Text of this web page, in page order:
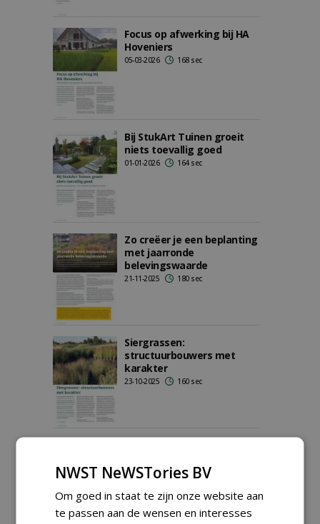
Focus op afwerking bij HA
Hoveniers
05-03-2026 168 sec
Bij StukArt Tuinen groeit
niets toevallig goed
01-01-2026 164 sec
Zo creëer je een beplanting
met jaarronde
belevingswaarde
21-11-2025 180 sec
Siergrassen:
structuurbouwers met
karakter
23-10-2025 160 sec
WHITE DAZZLER te
11-04-2025 97 sec
NWST NeWSTories BV
Om goed in staat te zijn onze website aan
te passen aan de wensen en interesses